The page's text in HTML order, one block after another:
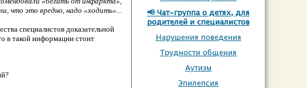
что это вредно, надо «ходить»...
специалистов доказательной
в такой информации стоит
📢 Чат-группа о детях, для
родителей и специалистов
Нарушения поведения
Трудности общения
Аутизм
Эпилепсия